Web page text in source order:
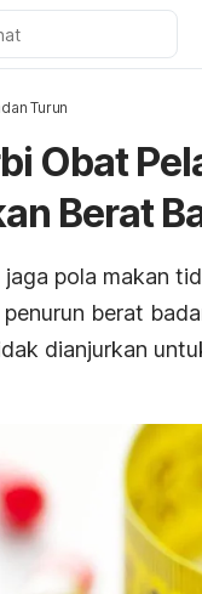
Turun
Obat
Berat
pola makan
berat
dianjurkan